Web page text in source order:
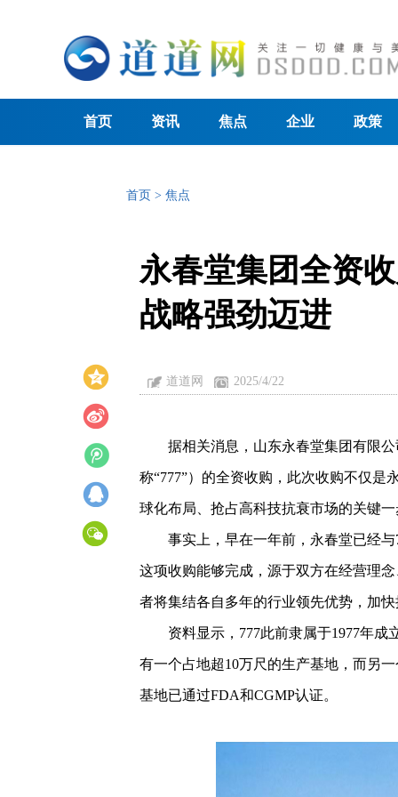
首页 资讯 焦点 企业 政策
首页 > 焦点
永春堂集团全资
战略强劲迈进
道道网 2025/4/22
据相关消息，山东永春堂集团有限公
称“777”）的全资收购，此次收购不仅
球化布局、抢占高科技抗衰市场的关键
事实上，早在一年前，永春堂已经
这项收购能够完成，源于双方在经营理
者将集结各自多年的行业领先优势，加
资料显示，777此前隶属于1977年成
有一个占地超10万尺的生产基地，而另
基地已通过FDA和CGMP认证。